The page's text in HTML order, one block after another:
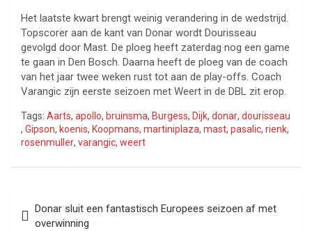
Het laatste kwart brengt weinig verandering in de wedstrijd.
Topscorer aan de kant van Donar wordt Dourisseau
gevolgd door Mast. De ploeg heeft zaterdag nog een game
te gaan in Den Bosch. Daarna heeft de ploeg van de coach
van het jaar twee weken rust tot aan de play-offs. Coach
Varangic zijn eerste seizoen met Weert in de DBL zit erop.
Tags: Aarts, apollo, bruinsma, Burgess, Dijk, donar, dourisseau
, Gipson, koenis, Koopmans, martiniplaza, mast, pasalic, rienk,
rosenmuller, varangic, weert
navigatie
Donar sluit een fantastisch Europees seizoen af met
overwinning